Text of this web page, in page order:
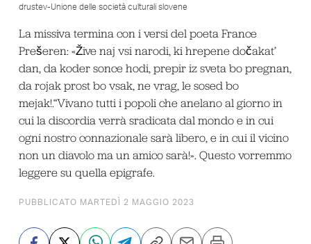
drustev-Unione delle società culturali slovene
La missiva termina con i versi del poeta France
Prešeren: «Žive naj vsi narodi, ki hrepene dočakat’
dan, da koder sonce hodi, prepir iz sveta bo pregnan,
da rojak prost bo vsak, ne vrag, le sosed bo
mejak!.“Vivano tutti i popoli che anelano al giorno in
cui la discordia verrà sradicata dal mondo e in cui
ogni nostro connazionale sarà libero, e in cui il vicino
non un diavolo ma un amico sarà!». Questo vorremmo
leggere su quella epigrafe.
PUBBLICATO MARTEDÌ 2 MAGGIO 2023